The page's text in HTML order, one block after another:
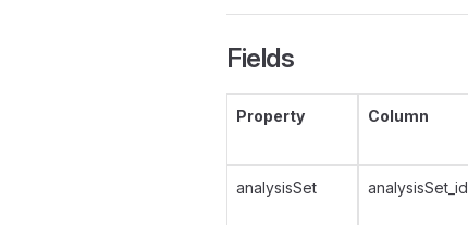
Fields
Property Column
analysisSet analysisSet_id